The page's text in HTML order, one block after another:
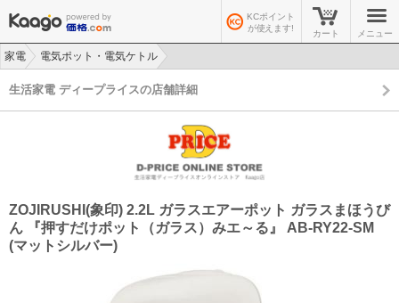
KCポイント
が使えます!
カート メニュー
家電
電気ポット・電気ケトル
生活家電 ディープライスの店舗詳細
ZOJIRUSHI(象印) 2.2L ガラスエアーポット ガラスまほうび
ん 『押すだけポット（ガラス）みエ～る』 AB-RY22-SM
(マットシルバー)